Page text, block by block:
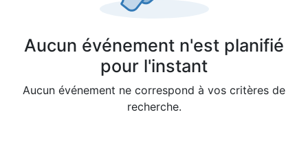
Aucun événement n'est planifié
pour l'instant
Aucun événement ne correspond à vos critères de
recherche.